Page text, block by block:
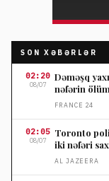
SON XƏBƏRLƏR
02:20
08/07
Dəməşq
nəfərin
FRANCE 24
02:05
08/07
Toronto
iki nəfəri
AL JAZEERA